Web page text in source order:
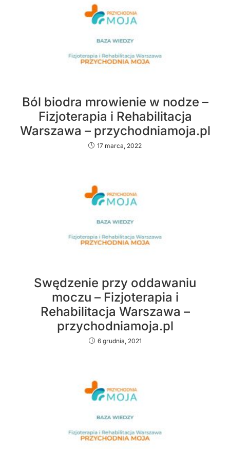
Ból biodra mrowienie w nodze –
Fizjoterapia i Rehabilitacja
Warszawa – przychodniamoja.pl
17 marca, 2022
Swędzenie przy oddawaniu
moczu – Fizjoterapia i
Rehabilitacja Warszawa –
przychodniamoja.pl
6 grudnia, 2021